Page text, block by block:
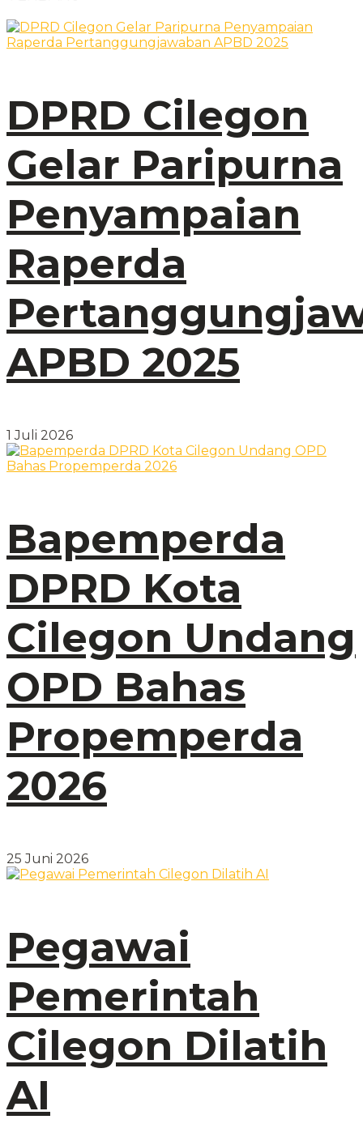
DPRD Cilegon
Gelar Paripurna
Penyampaian
Raperda
APBD 2025
1 Juli 2026
Bapemperda
DPRD Kota
Cilegon Undang
OPD Bahas
Propemperda
2026
25 Juni 2026
Pegawai
Pemerintah
Cilegon Dilatih
AI